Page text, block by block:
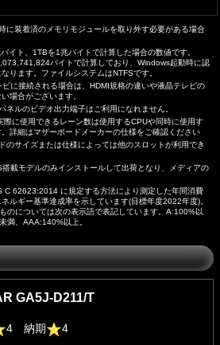
装着済のメモリモジュールを取り外す必要がある場合
ト、1TBを1兆バイトで計算した場合の数値です。
バイトで計算しており、Windows起動時に認
ります。ファイルシステムはNTFSです。
に接続される場合は、HDMI規格の違いや液晶テレビの
場合がございます。
ルのビデオ出力端子はご利用になれません。
に使用できるレーン数は使用するCPUや同時に使用す
詳細はマザーボードメーカーの仕様をご確認ください
サイズまたは仕様によっては他のスロットが利用でき
載モデルのみインストールして出荷となり、メディアの
62623:2014 に規定する方法により測定した年間消費
ルギー基準達成率を示しています(目標年度2022年度)。
のについては次の表示語で表記しています。A:100%以
満、AAA:140%以上。
GA5J-D211/T
4 納期
4